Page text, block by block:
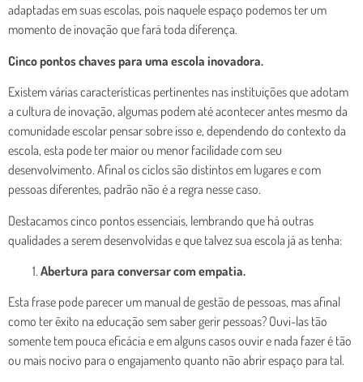
adaptadas em suas escolas, pois naquele espaço podemos ter um
momento de inovação que fará toda diferença.
Cinco pontos chaves para uma escola inovadora.
Existem várias características pertinentes nas instituições que adotam
a cultura de inovação, algumas podem até acontecer antes mesmo da
comunidade escolar pensar sobre isso e, dependendo do contexto da
escola, esta pode ter maior ou menor facilidade com seu
desenvolvimento. Afinal os ciclos são distintos em lugares e com
pessoas diferentes, padrão não é a regra nesse caso.
Destacamos cinco pontos essenciais, lembrando que há outras
qualidades a serem desenvolvidas e que talvez sua escola já as tenha:
Abertura para conversar com empatia.
Esta frase pode parecer um manual de gestão de pessoas, mas afinal
como ter êxito na educação sem saber gerir pessoas? Ouvi-las tão
somente tem pouca eficácia e em alguns casos ouvir e nada fazer é tão
ou mais nocivo para o engajamento quanto não abrir espaço para tal.